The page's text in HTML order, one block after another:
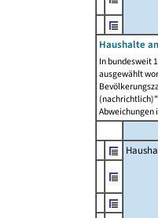
Haushalte
In bundesweit
ausgewählt
Abweichungen